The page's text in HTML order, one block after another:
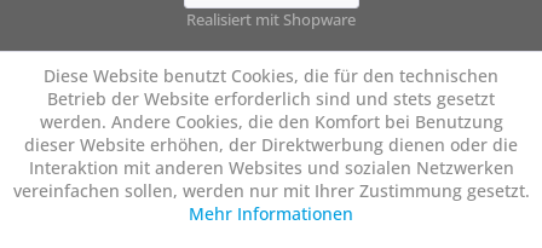
Realisiert mit Shopware
Diese Website benutzt Cookies, die für den technischen
Betrieb der Website erforderlich sind und stets gesetzt
werden. Andere Cookies, die den Komfort bei Benutzung
dieser Website erhöhen, der Direktwerbung dienen oder die
Interaktion mit anderen Websites und sozialen Netzwerken
vereinfachen sollen, werden nur mit Ihrer Zustimmung gesetzt.
Mehr Informationen